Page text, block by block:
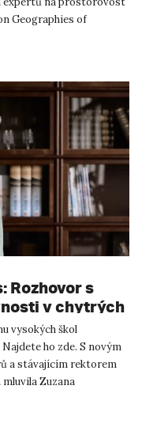
Geographies of
Rozhovor s
v chytrých
vysokých škol
ho zde. S novým
a stávajícím rektorem
Zuzana